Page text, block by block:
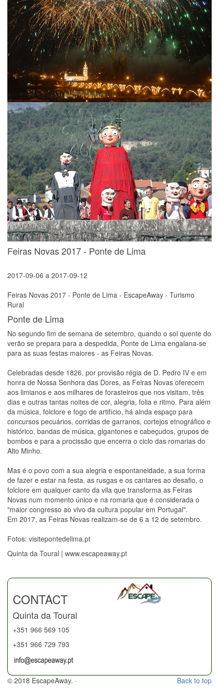
Feiras Novas 2017 - Ponte de Lima
2017-09-06 a 2017-09-12
Feiras Novas 2017 - Ponte de Lima - EscapeAway - Turismo
Rural
Ponte de Lima
No segundo fim de semana de setembro, quando o sol quente do
verão se prepara para a despedida, Ponte de Lima engalana-se
para as suas festas maiores - as Feiras Novas.
Celebradas desde 1826, por provisão régia de D. Pedro IV e em
honra de Nossa Senhora das Dores, as Feiras Novas oferecem
aos limianos e aos milhares de forasteiros que nos visitam, três
dias e outras tantas noites de cor, alegria, folia e ritmo. Para além
da música, folclore e fogo de artifício, há ainda espaço para
concursos pecuários, corridas de garranos, cortejos etnográfico e
histórico, bandas de música, gigantones e cabeçudos, grupos de
bombos e para a procissão que encerra o ciclo das romarias do
Alto Minho.
Mas é o povo com a sua alegria e espontaneidade, a sua forma
de fazer e estar na festa, as rusgas e os cantares ao desafio, o
folclore em qualquer canto da vila que transforma as Feiras
Novas num momento único e na romaria que é considerada o
"maior congresso ao vivo da cultura popular em Portugal".
Em 2017, as Feiras Novas realizam-se de 6 a 12 de setembro.
Fotos: visitepontedelima.pt
Quinta da Toural | www.escapeaway.pt
CONTACT
Quinta da Toural
+351 966 569 105
+351 966 729 793
Back to top
© 2018 EscapeAway. ·